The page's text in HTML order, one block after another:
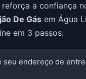
a confiança
De Gás em Água
em 3 passos:
seu endereço de